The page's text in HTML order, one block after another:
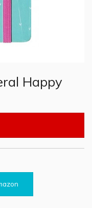
Happy